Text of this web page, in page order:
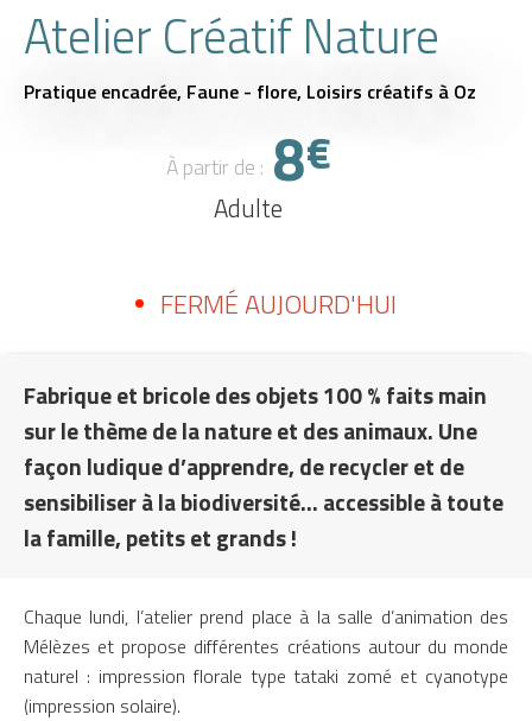
Atelier Créatif Nature
Pratique encadrée, Faune - flore, Loisirs créatifs à Oz
À partir de : 8€
Adulte
FERMÉ AUJOURD'HUI
Fabrique et bricole des objets 100 % faits main
sur le thème de la nature et des animaux. Une
façon ludique d’apprendre, de recycler et de
sensibiliser à la biodiversité… accessible à toute
la famille, petits et grands !
Chaque lundi, l’atelier prend place à la salle d’animation des
Mélèzes et propose différentes créations autour du monde
naturel : impression florale type tataki zomé et cyanotype
(impression solaire).